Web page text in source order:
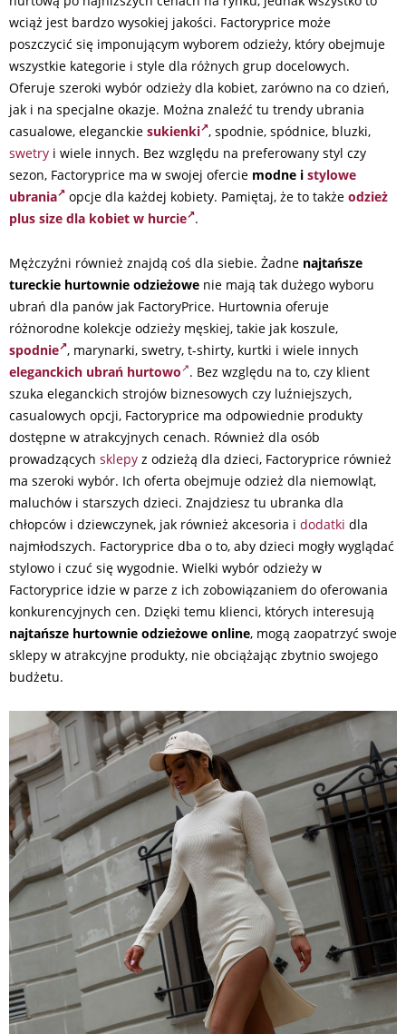
wciąż jest bardzo wysokiej jakości. Factoryprice może
poszczycić się imponującym wyborem odzieży, który obejmuje
wszystkie kategorie i style dla różnych grup docelowych.
Oferuje szeroki wybór odzieży dla kobiet, zarówno na co dzień,
jak i na specjalne okazje. Można znaleźć tu trendy ubrania
casualowe, eleganckie sukienki , spodnie, spódnice, bluzki,
swetry i wiele innych. Bez względu na preferowany styl czy
sezon, Factoryprice ma w swojej ofercie modne i stylowe
ubrania
opcje dla każdej kobiety. Pamiętaj, że to także odzież
plus size dla kobiet w hurcie .
Mężczyźni również znajdą coś dla siebie. Żadne najtańsze
tureckie hurtownie odzieżowe nie mają tak dużego wyboru
ubrań dla panów jak FactoryPrice. Hurtownia oferuje
różnorodne kolekcje odzieży męskiej, takie jak koszule,
spodnie , marynarki, swetry, t-shirty, kurtki i wiele innych
eleganckich ubrań hurtowo . Bez względu na to, czy klient
szuka eleganckich strojów biznesowych czy luźniejszych,
casualowych opcji, Factoryprice ma odpowiednie produkty
dostępne w atrakcyjnych cenach. Również dla osób
prowadzących sklepy z odzieżą dla dzieci, Factoryprice również
ma szeroki wybór. Ich oferta obejmuje odzież dla niemowląt,
maluchów i starszych dzieci. Znajdziesz tu ubranka dla
chłopców i dziewczynek, jak również akcesoria i dodatki dla
najmłodszych. Factoryprice dba o to, aby dzieci mogły wyglądać
stylowo i czuć się wygodnie. Wielki wybór odzieży w
Factoryprice idzie w parze z ich zobowiązaniem do oferowania
konkurencyjnych cen. Dzięki temu klienci, których interesują
najtańsze hurtownie odzieżowe online, mogą zaopatrzyć swoje
sklepy w atrakcyjne produkty, nie obciążając zbytnio swojego
budżetu.